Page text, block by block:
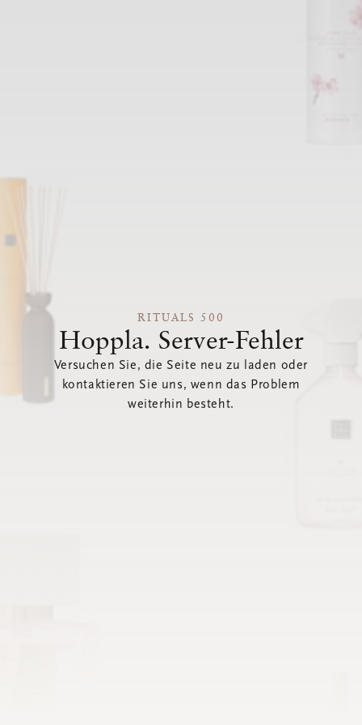
RITUALS 500
Hoppla. Server-Fehler
Versuchen Sie, die Seite neu zu laden oder
kontaktieren Sie uns, wenn das Problem
weiterhin besteht.